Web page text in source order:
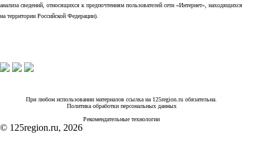
анализа сведений, относящихся к предпочтениям пользователей сети «Интернет», находящихся
на территории Российской Федерации).
При любом использовании материалов ссылка на 125region.ru обязательна.
Политика обработки персональных данных
Рекомендательные технологии
© 125region.ru, 2026